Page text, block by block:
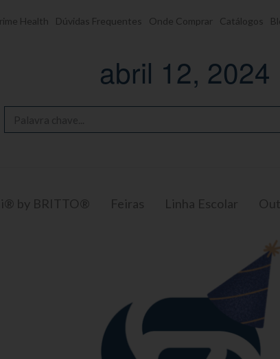
Health Dúvidas Frequentes Onde Comprar Catálogos
abril 12, 2024
by BRITTO® Feiras Linha Escolar